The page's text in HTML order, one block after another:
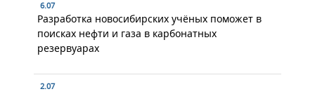
6.07
Разработка новосибирских учёных поможет в
поисках нефти и газа в карбонатных
резервуарах
2.07